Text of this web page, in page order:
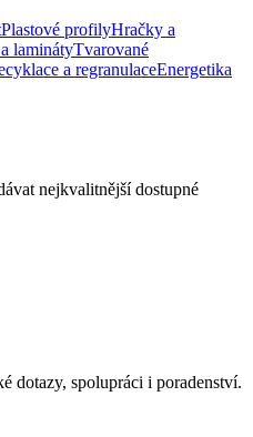
Plastové profilyHračky a
laminátyTvarované
a regranulaceEnergetika
nejkvalitnější dostupné
dotazy, spolupráci i poradenství.